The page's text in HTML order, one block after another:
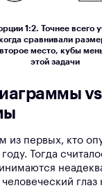
1:2. Точнее всего
сравнивали
место, кубы
этой задачи
vs
из первых, кто
Тогда